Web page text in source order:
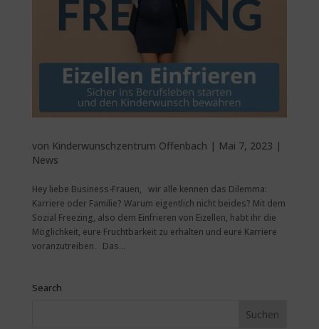
von Kinderwunschzentrum Offenbach | Mai 7, 2023 |
News
Hey liebe Business-Frauen, wir alle kennen das Dilemma:
Karriere oder Familie? Warum eigentlich nicht beides? Mit dem
Sozial Freezing, also dem Einfrieren von Eizellen, habt ihr die
Möglichkeit, eure Fruchtbarkeit zu erhalten und eure Karriere
voranzutreiben. Das...
Search